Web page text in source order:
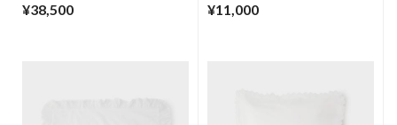
¥38,500 ¥11,000